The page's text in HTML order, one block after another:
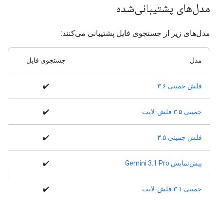
مدل‌های پشتیبانی‌شده
مدل‌های زیر از جستجوی فایل پشتیبانی می‌کنند:
مدل جستجوی فایل
فلش جمینی ۳.۶ ✔️
جمینی ۳.۵ فلش-لایت ✔️
فلش جمینی ۳.۵ ✔️
پیش‌نمایش Gemini 3.1 Pro ✔️
جمینی ۳.۱ فلش-لایت ✔️